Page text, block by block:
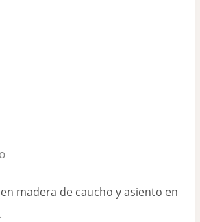
madera de caucho y asiento en